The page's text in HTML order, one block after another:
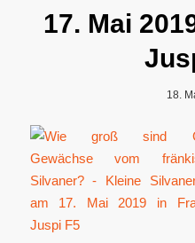
17. Mai
18.